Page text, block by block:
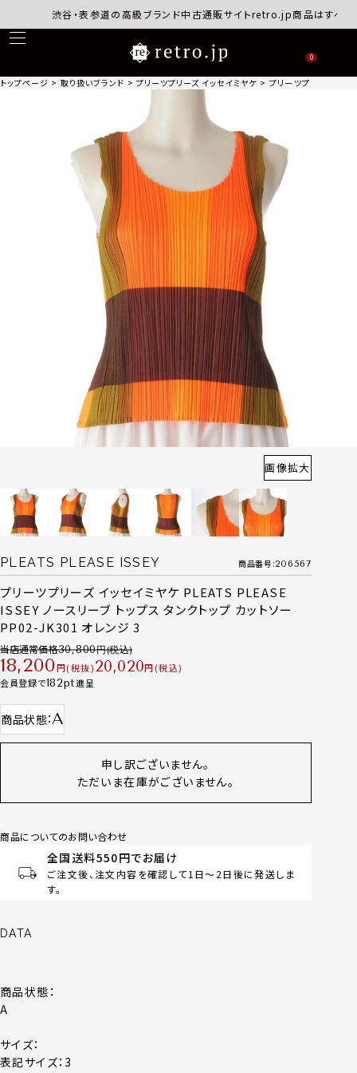
渋谷・表参道の高級ブランド中古通販サイトretro.jp商品はすべて正規
0
トップページ 取り扱いブランド プリーツプリーズ イッセイミヤケ プリーツプリーズ イ
画像拡大
PLEATS PLEASE ISSEY 商品番号 206567
プリーツプリーズ イッセイミヤケ PLEATS PLEASE
ISSEY ノースリーブ トップス タンクトップ カットソー
PP02-JK301 オレンジ 3
当店通常価格30,800
18,200 税抜 20,020
税込
会員登録で182 進呈
商品状態 A
申し訳ございません。
ただいま在庫がございません。
商品についてのお問い合わせ
全国送料550円でお届け
ご注文後、注文内容を確認して1日～2日後に発送しま
す。
DATA
商品状態：
A
サイズ：
表記サイズ：3